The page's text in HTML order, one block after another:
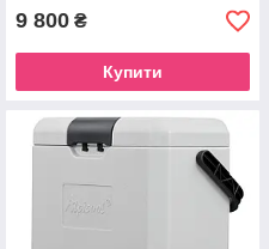
9 800 ₴
Купити